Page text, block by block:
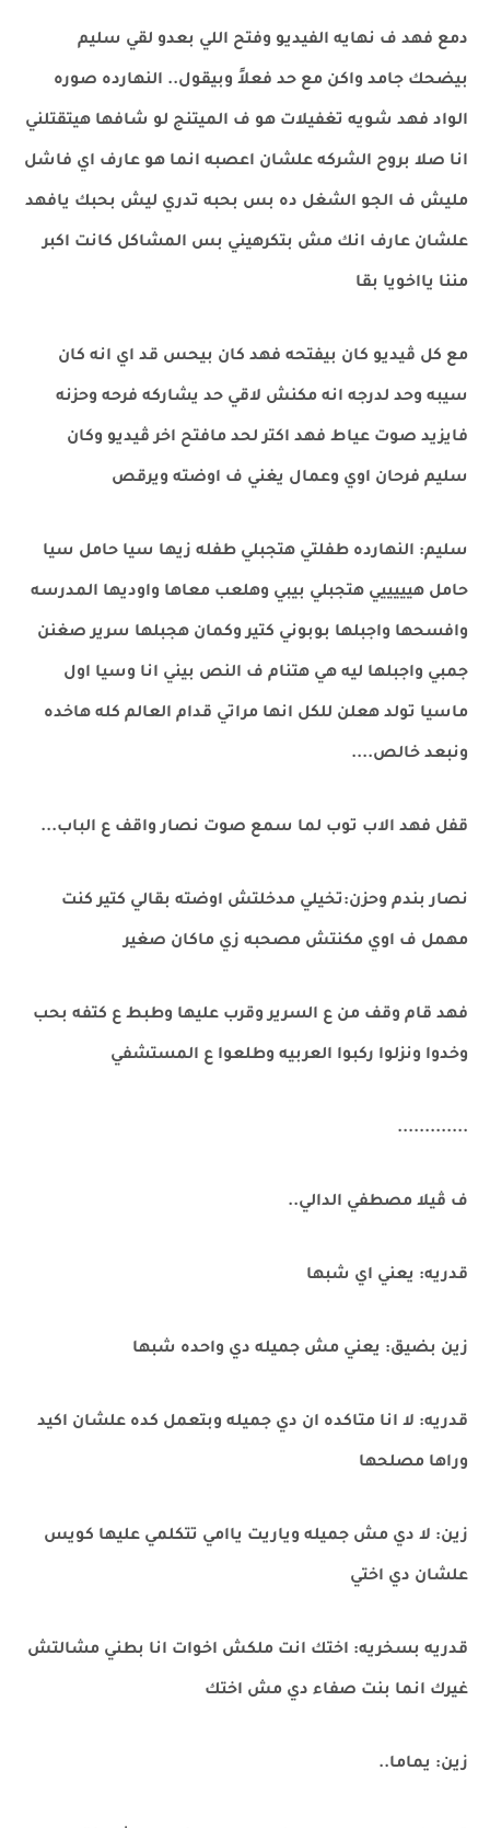
دمع فهد ف نهايه الفيديو وفتح اللي بعدو لقي سليم
بيضحك جامد واكن مع حد فعلاً وبيقول.. النهارده صوره
الواد فهد شويه تغفيلات هو ف الميتنج لو شافها هيتقتلني
انا صلا بروح الشركه علشان اعصبه انما هو عارف اي فاشل
مليش ف الجو الشغل ده بس بحبه تدري ليش بحبك يافهد
علشان عارف انك مش بتكرهيني بس المشاكل كانت اكبر
مننا يااخويا بقا
مع كل ڤيديو كان بيفتحه فهد كان بيحس قد اي انه كان
سيبه وحد لدرجه انه مكنش لاقي حد يشاركه فرحه وحزنه
فايزيد صوت عياط فهد اكتر لحد مافتح اخر ڤيديو وكان
سليم فرحان اوي وعمال يغني ف اوضته ويرقص
سليم: النهارده طفلتي هتجبلي طفله زيها سيا حامل سيا
حامل هيييييي هتجبلي بيبي وهلعب معاها واوديها المدرسه
وافسحها واجبلها بوبوني كتير وكمان هجبلها سرير صغنن
جمبي واجبلها ليه هي هتنام ف النص بيني انا وسيا اول
ماسيا تولد هعلن للكل انها مراتي قدام العالم كله هاخده
ونبعد خالص....
قفل فهد الاب توب لما سمع صوت نصار واقف ع الباب...
نصار بندم وحزن:تخيلي مدخلتش اوضته بقالي كتير كنت
مهمل ف اوي مكنتش مصحبه زي ماكان صغير
فهد قام وقف من ع السرير وقرب عليها وطبط ع كتفه بحب
وخدوا ونزلوا ركبوا العربيه وطلعوا ع المستشفي
.............
ف ڤيلا مصطفي الدالي..
قدريه: يعني اي شبها
زين بضيق: يعني مش جميله دي واحده شبها
قدريه: لا انا متاكده ان دي جميله وبتعمل كده علشان اكيد
وراها مصلحها
زين: لا دي مش جميله وياريت ياامي تتكلمي عليها كويس
علشان دي اختي
قدريه بسخريه: اختك انت ملكش اخوات انا بطني مشالتش
غيرك انما بنت صفاء دي مش اختك
زين: يماما..